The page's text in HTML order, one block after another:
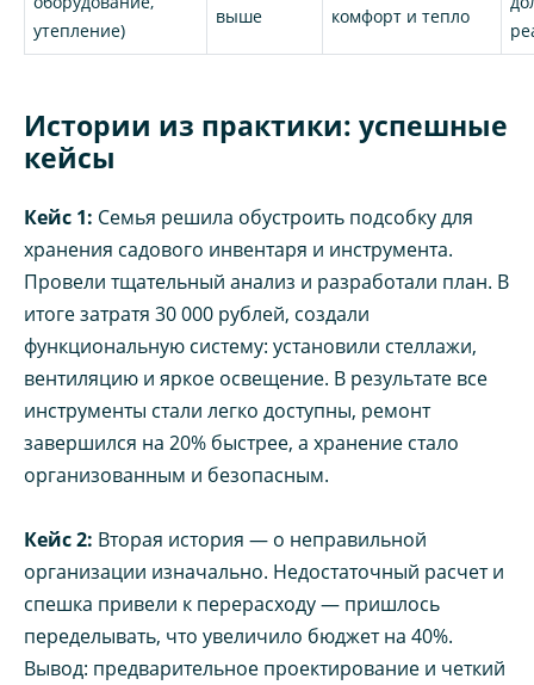
утепление)
выше
комфорт и тепло
Истории из практики: успешные
кейсы
Кейс 1: Семья решила обустроить подсобку для
хранения садового инвентаря и инструмента.
Провели тщательный анализ и разработали план. В
итоге затратя 30 000 рублей, создали
функциональную систему: установили стеллажи,
вентиляцию и яркое освещение. В результате все
инструменты стали легко доступны, ремонт
завершился на 20% быстрее, а хранение стало
организованным и безопасным.
Кейс 2: Вторая история — о неправильной
организации изначально. Недостаточный расчет и
спешка привели к перерасходу — пришлось
переделывать, что увеличило бюджет на 40%.
Вывод: предварительное проектирование и четкий